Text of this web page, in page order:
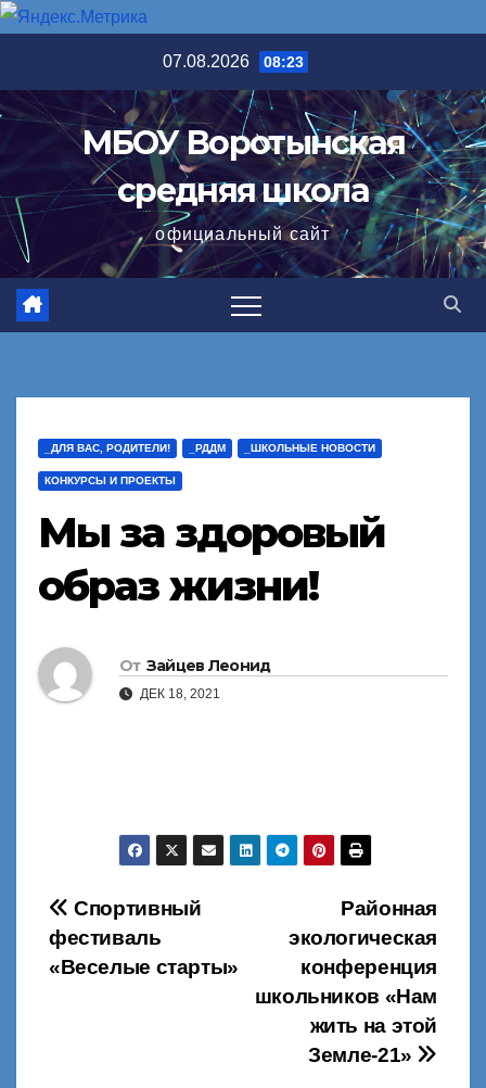
содержимому
07.08.2026 08:23
МБОУ Воротынская
средняя школа
официальный сайт
_ДЛЯ ВАС, РОДИТЕЛИ! _РДДМ _ШКОЛЬНЫЕ НОВОСТИ
КОНКУРСЫ И ПРОЕКТЫ
Мы за здоровый
образ жизни!
От Зайцев Леонид
ДЕК 18, 2021
Навигация
по
Районная
экологическая
конференция
школьников «Нам
жить на этой
Земле-21»
Спортивный
фестиваль
«Веселые старты»